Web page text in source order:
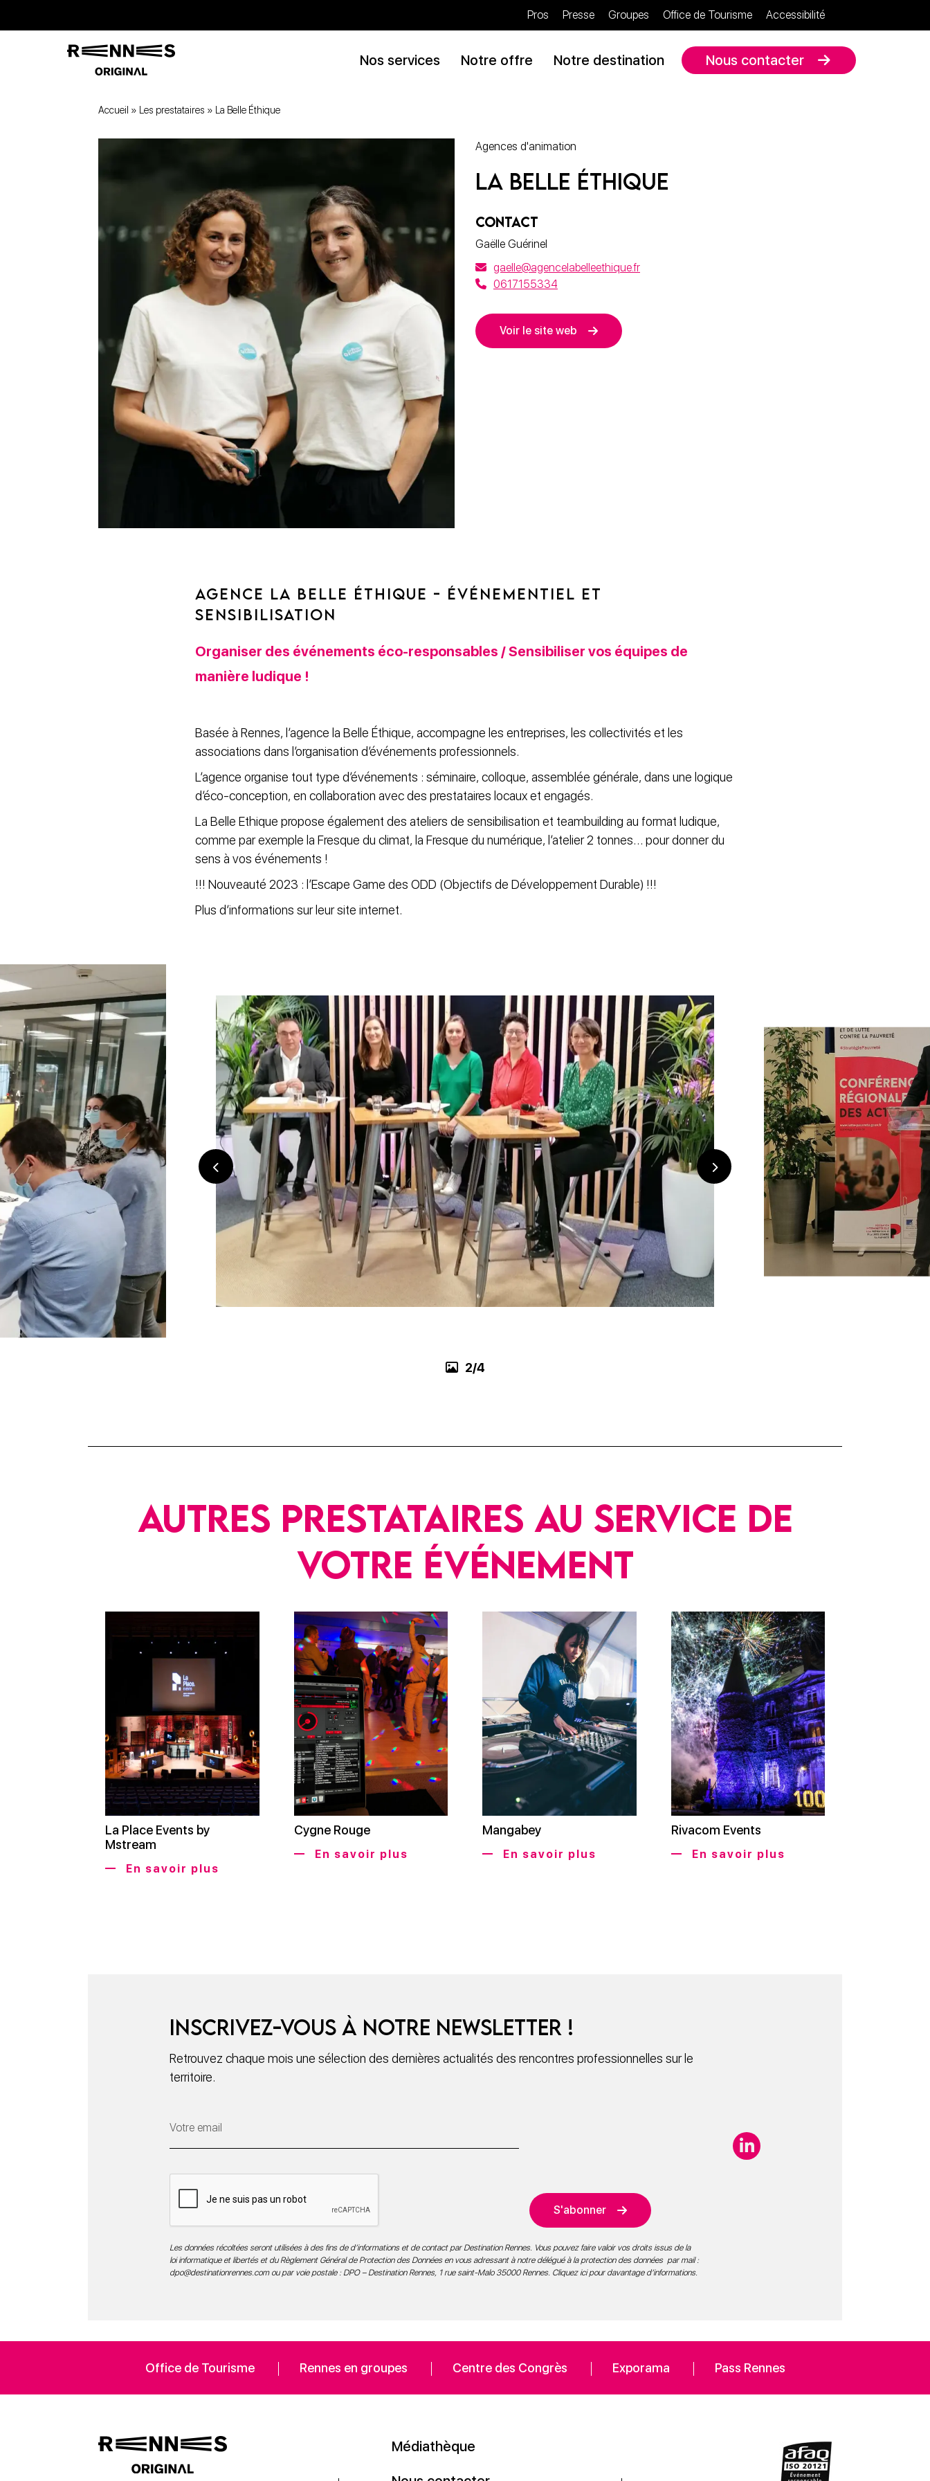
Pros Presse Groupes Office de Tourisme Accessibilité
Nos services Notre offre Notre destination Nous contacter
Accueil » Les prestataires » La Belle Éthique
Agences d'animation
La Belle Éthique
CONTACT
Gaëlle Guérinel
gaelle@agencelabelleethique.fr
0617155334
Voir le site web
AGENCE LA BELLE ÉTHIQUE - ÉVÉNEMENTIEL ET
SENSIBILISATION
Organiser des événements éco-responsables / Sensibiliser vos équipes de
manière ludique !
Basée à Rennes, l’agence la Belle Éthique, accompagne les entreprises, les collectivités et les
associations dans l’organisation d’événements professionnels.
L’agence organise tout type d’événements : séminaire, colloque, assemblée générale, dans une logique
d’éco-conception, en collaboration avec des prestataires locaux et engagés.
La Belle Ethique propose également des ateliers de sensibilisation et teambuilding au format ludique,
comme par exemple la Fresque du climat, la Fresque du numérique, l’atelier 2 tonnes… pour donner du
sens à vos événements !
!!! Nouveauté 2023 : l’Escape Game des ODD (Objectifs de Développement Durable) !!!
Plus d’informations sur leur site internet.
3/4
Autres prestataires au service de
votre événement
La Place Events by
Mstream
En savoir plus
Cygne Rouge
En savoir plus
Mangabey
En savoir plus
Rivacom Events
En savoir plus
Inscrivez-vous à notre newsletter !
Retrouvez chaque mois une sélection des dernières actualités des rencontres professionnelles sur le
territoire.
S'abonner
Les données récoltées seront utilisées à des fins de d’informations et de contact par Destination Rennes. Vous pouvez faire valoir vos droits issus de la
loi informatique et libertés et du Règlement Général de Protection des Données en vous adressant à notre délégué à la protection des données par mail :
dpo@destinationrennes.comou par voie postale : DPO – Destination Rennes, 1 rue saint-Malo 35000 Rennes. Cliquez ici pour davantage d’informations.
Office de Tourisme Rennes en groupes Centre des Congrès Exporama Pass Rennes
Médiathèque